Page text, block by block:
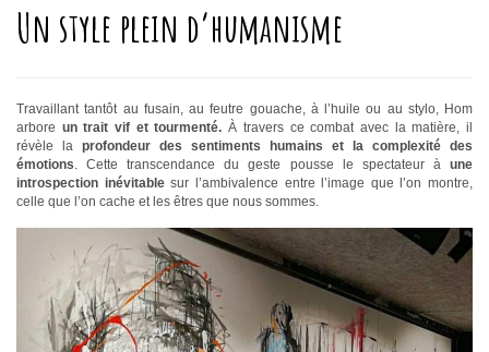
Un style plein d’humanisme
Travaillant tantôt au fusain, au feutre gouache, à l’huile ou au stylo, Hom
arbore un trait vif et tourmenté. À travers ce combat avec la matière, il
révèle la profondeur des sentiments humains et la complexité des
émotions . Cette transcendance du geste pousse le spectateur à une
introspection inévitablesur l’ambivalence entre l’image que l’on montre,
celle que l’on cache et les êtres que nous sommes.